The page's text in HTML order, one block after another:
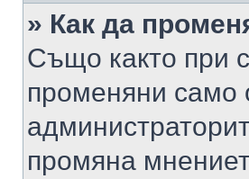
» Как да
Също както при
променяни само
промяна